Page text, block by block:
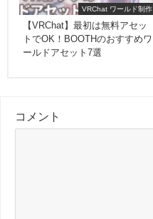
VRChat ワールド制作
【VRChat】最初は無料アセッ
トでOK！BOOTHのおすすめワ
ールドアセット7選
コメント